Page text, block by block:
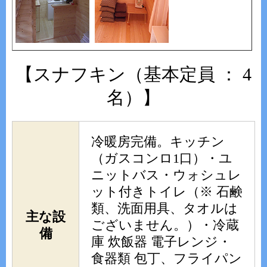
【スナフキン（基本定員 ： 4
名）】
主な設
備
冷暖房完備。キッチン
（ガスコンロ1口）・ユ
ニットバス・ウォシュレ
ット付きトイレ（※ 石鹸
類、洗面用具、タオルは
ございません。）・冷蔵
庫 炊飯器 電子レンジ・
食器類 包丁、フライパン